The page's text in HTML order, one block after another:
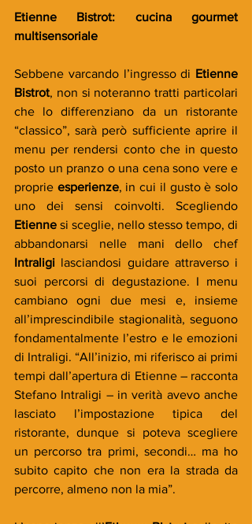
Etienne Bistrot: cucina gourmet
multisensoriale
Sebbene varcando l’ingresso di Etienne
Bistrot, non si noteranno tratti particolari
che lo differenziano da un ristorante
“classico”, sarà però sufficiente aprire il
menu per rendersi conto che in questo
posto un pranzo o una cena sono vere e
proprie esperienze, in cui il gusto è solo
Etienne si sceglie, nello stesso tempo, di
abbandonarsi nelle mani dello chef
Intraligi lasciandosi guidare attraverso i
suoi percorsi di degustazione. I menu
cambiano ogni due mesi e, insieme
all’imprescindibile stagionalità, seguono
fondamentalmente l’estro e le emozioni
di Intraligi. “All’inizio, mi riferisco ai primi
tempi dall’apertura di Etienne – racconta
Stefano Intraligi – in verità avevo anche
lasciato l’impostazione tipica del
ristorante, dunque si poteva scegliere
un percorso tra primi, secondi… ma ho
subito capito che non era la strada da
percorre, almeno non la mia”.